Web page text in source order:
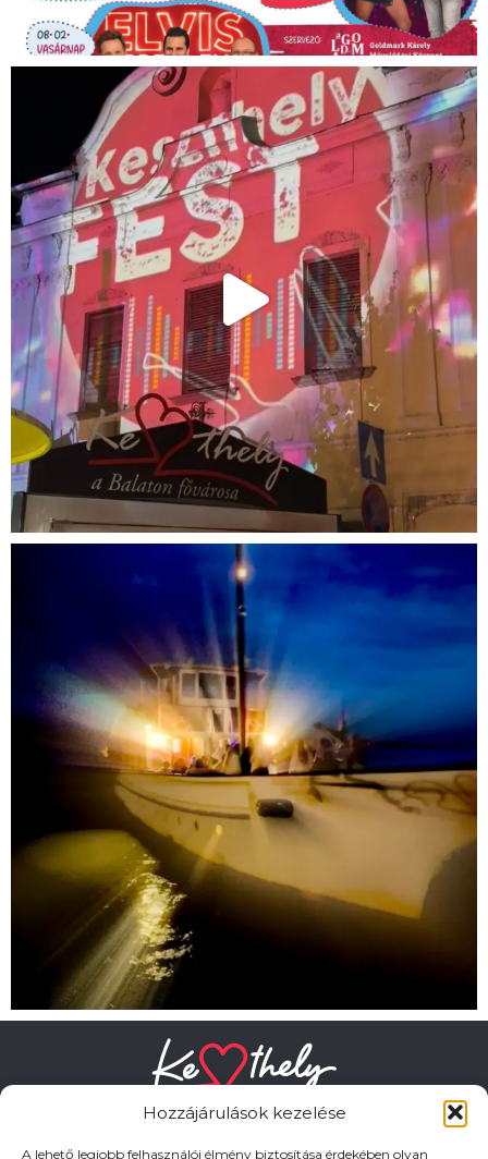
Hozzájárulások kezelése
A lehető legjobb felhasználói élmény biztosítása érdekében olyan